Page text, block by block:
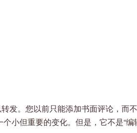
发。您以前只能添加书面评论，而
小但重要的变化。但是，它不是“编